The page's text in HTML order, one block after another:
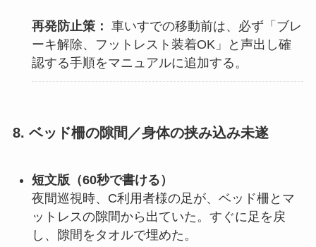
再発防止策： 車いすでの移動前は、必ず「ブレ
ーキ解除、フットレスト装着OK」と声出し確
認する手順をマニュアルに追加する。
8. ベッド柵の隙間／身体の挟み込み未遂
短文版（60秒で書ける）
夜間巡視時、C利用者様の足が、ベッド柵とマ
ットレスの隙間から出ていた。すぐに足を戻
し、隙間をタオルで埋めた。